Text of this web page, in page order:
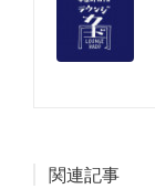
関連記事